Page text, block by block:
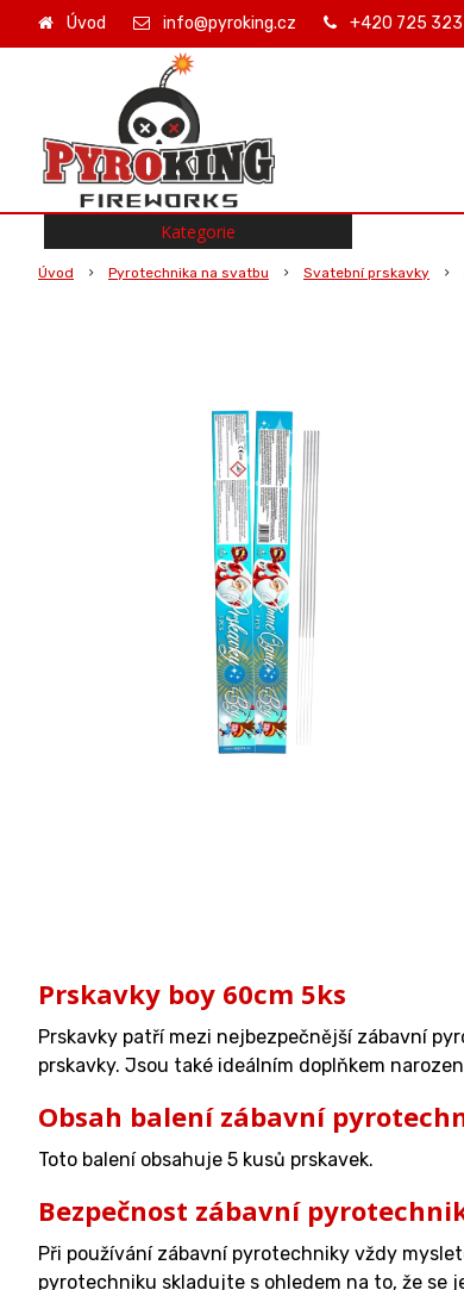
Úvod info@pyroking.cz +420 725
Úvod Pyrotechnika na svatbu Svatební prskavky
Prskavky boy 60cm 5ks
Prskavky patří mezi nejbezpečnější zábavní
prskavky. Jsou také ideálním doplňkem
Obsah balení zábavní
Toto balení obsahuje 5 kusů prskavek.
Bezpečnost zábavní
Při používání zábavní pyrotechniky vždy
pyrotechniku skladujte s ohledem na to, že se
Kategorie